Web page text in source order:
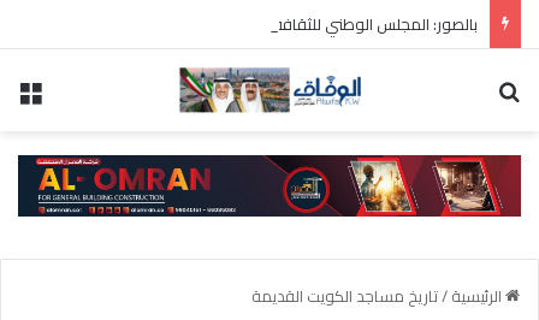
الرئيسية/تاريخ مساجد الكويت القديمة